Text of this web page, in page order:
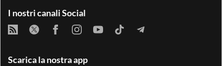
I nostri canali Social
Scarica la nostra app